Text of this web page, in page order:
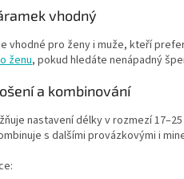
vhodný
vhodné pro ženy i muže, kteří
ženu, pokud hledáte nenápadný
a kombinování
nastavení délky v rozmezí
s dalšími provázkovými i